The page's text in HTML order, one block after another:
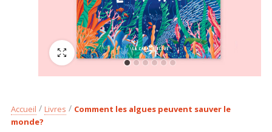
Plein écran
Accueil Livres
Comment les algues peuvent sauver le
monde?